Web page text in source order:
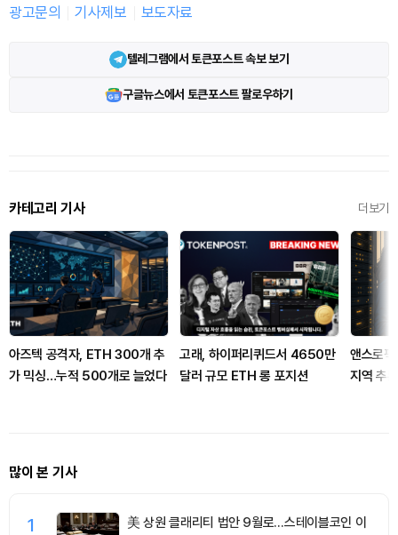
광고문의 기사제보 보도자료
텔레그램에서 토큰포스트 속보 보기
구글뉴스에서 토큰포스트 팔로우하기
카테고리 기사 더보기
아즈텍 공격자, ETH 300개 추
가 믹싱…누적 500개로 늘었다
고래, 하이퍼리퀴드서 4650만
달러 규모 ETH 롱 포지션
앤스로픽
지역 추
많이 본 기사
1 美 상원 클래리티 법안 9월로…스테이블코인 이